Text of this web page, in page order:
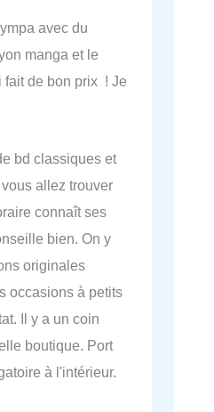
avec du
manga et le
fait de bon prix ! Je
bd classiques et
allez trouver
connaît ses
bien. On y
originales
occasions à petits
Il y a un coin
boutique. Port
à l'intérieur.